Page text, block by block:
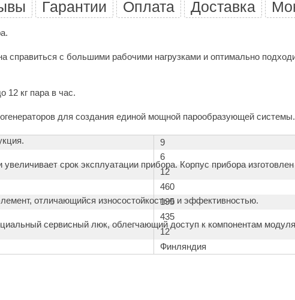
Гарантии Оплата Доставка
с большими рабочими нагрузками и оптимально
12 кг пара в час.
для создания единой мощной парообразующей системы.
срок эксплуатации прибора. Корпус прибора
отличающийся износостойкостью и эффективностью.
сервисный люк, облегчающий доступ к компонентам
9
6
12
460
195
435
12
Финляндия